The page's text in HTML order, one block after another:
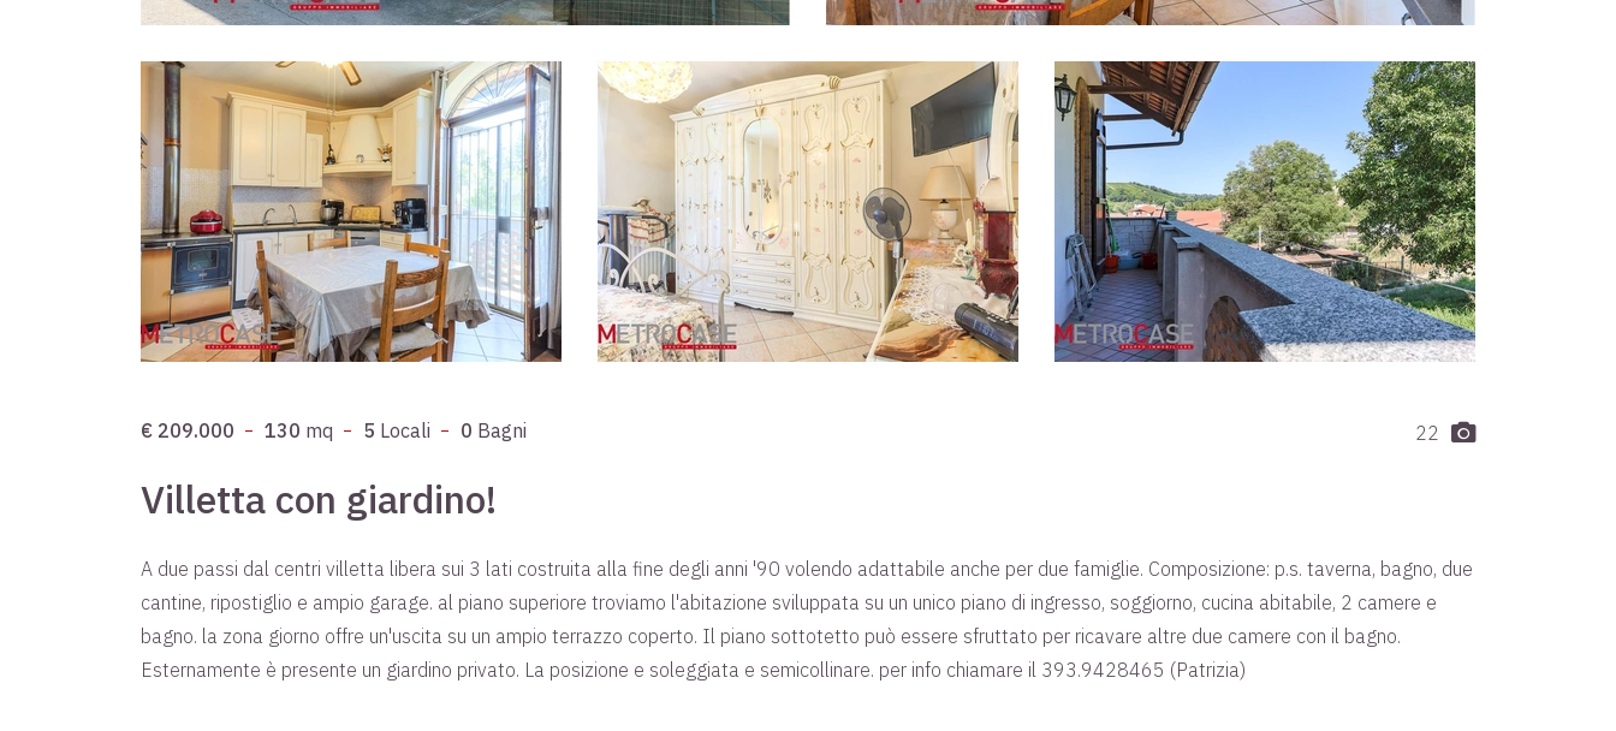
€ 209.000 130 mq 5 Locali 0 Bagni 22
Villetta con giardino!
A due passi dal centri villetta libera sui 3 lati costruita alla fine degli anni '90 volendo adattabile anche per due famiglie. Composizione: p.s. taverna, bagno, due
cantine, ripostiglio e ampio garage. al piano superiore troviamo l'abitazione sviluppata su un unico piano di ingresso, soggiorno, cucina abitabile, 2 camere e
bagno. la zona giorno offre un'uscita su un ampio terrazzo coperto. Il piano sottotetto può essere sfruttato per ricavare altre due camere con il bagno.
Esternamente è presente un giardino privato. La posizione e soleggiata e semicollinare. per info chiamare il 393.9428465 (Patrizia)